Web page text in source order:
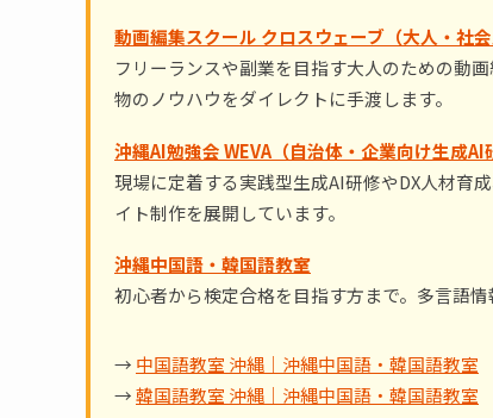
動画編集スクール クロスウェーブ（大人・社会
フリーランスや副業を目指す大人のための動
物のノウハウをダイレクトに手渡します。
沖縄AI勉強会 WEVA（自治体・企業向け生成AI
現場に定着する実践型生成AI研修やDX人材育
イト制作を展開しています。
沖縄中国語・韓国語教室
初心者から検定合格を目指す方まで。多言語
→ 中国語教室 沖縄｜沖縄中国語・韓国語教室
→韓国語教室 沖縄｜沖縄中国語・韓国語教室